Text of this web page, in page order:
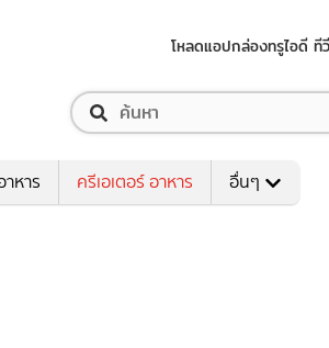
โหลดแอปกล่องทรูไอดี ทีวี
หาร ครีเอเตอร์ อาหาร อื่นๆ